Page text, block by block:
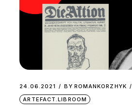
24.06.2021 BY ROMANKORZHYK
ARTEFACT.LIBROOM